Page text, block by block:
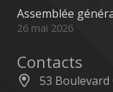
Assemblée
26 mai 2026
Contacts
53 Boulevard